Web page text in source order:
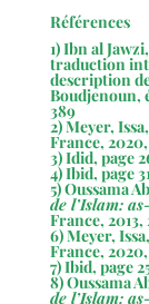
Références
1) Ibn al Jawzi,
traduction
description
Boudjenoun,
389
2) Meyer,
France,
3) Idid, page
4) Ibid, page
5) Oussama
de l’Islam:
France, 2013,
6) Meyer,
France,
7) Ibid, page
8) Oussama
de l’Islam: